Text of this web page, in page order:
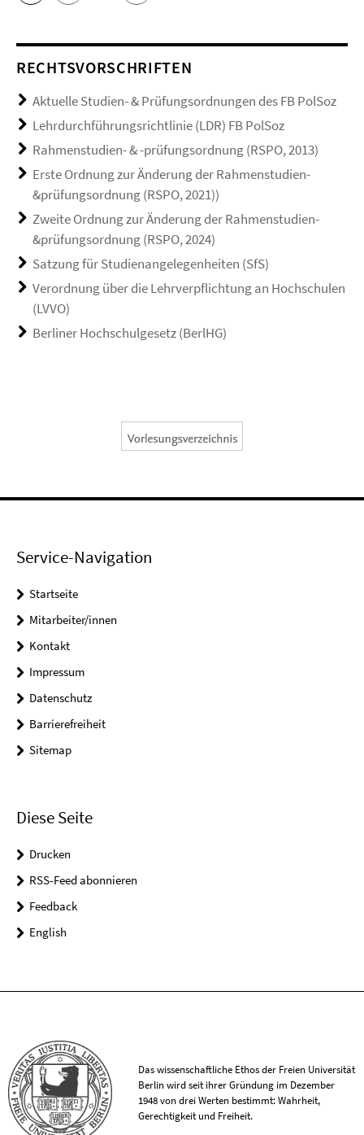
RECHTSVORSCHRIFTEN
Aktuelle Studien- & Prüfungsordnungen des FB PolSoz
Lehrdurchführungsrichtlinie (LDR) FB PolSoz
Rahmenstudien- & -prüfungsordnung (RSPO, 2013)
Erste Ordnung zur Änderung der Rahmenstudien-
&prüfungsordnung (RSPO, 2021))
Zweite Ordnung zur Änderung der Rahmenstudien-
&prüfungsordnung (RSPO, 2024)
Satzung für Studienangelegenheiten (SfS)
Verordnung über die Lehrverpflichtung an Hochschulen
(LVVO)
Berliner Hochschulgesetz (BerlHG)
Service-Navigation
Startseite
Mitarbeiter/innen
Kontakt
Impressum
Datenschutz
Barrierefreiheit
Sitemap
Diese Seite
Drucken
RSS-Feed abonnieren
Feedback
English
Das wissenschaftliche Ethos der Freien Universität
Berlin wird seit ihrer Gründung im Dezember
1948 von drei Werten bestimmt: Wahrheit,
Gerechtigkeit und Freiheit.